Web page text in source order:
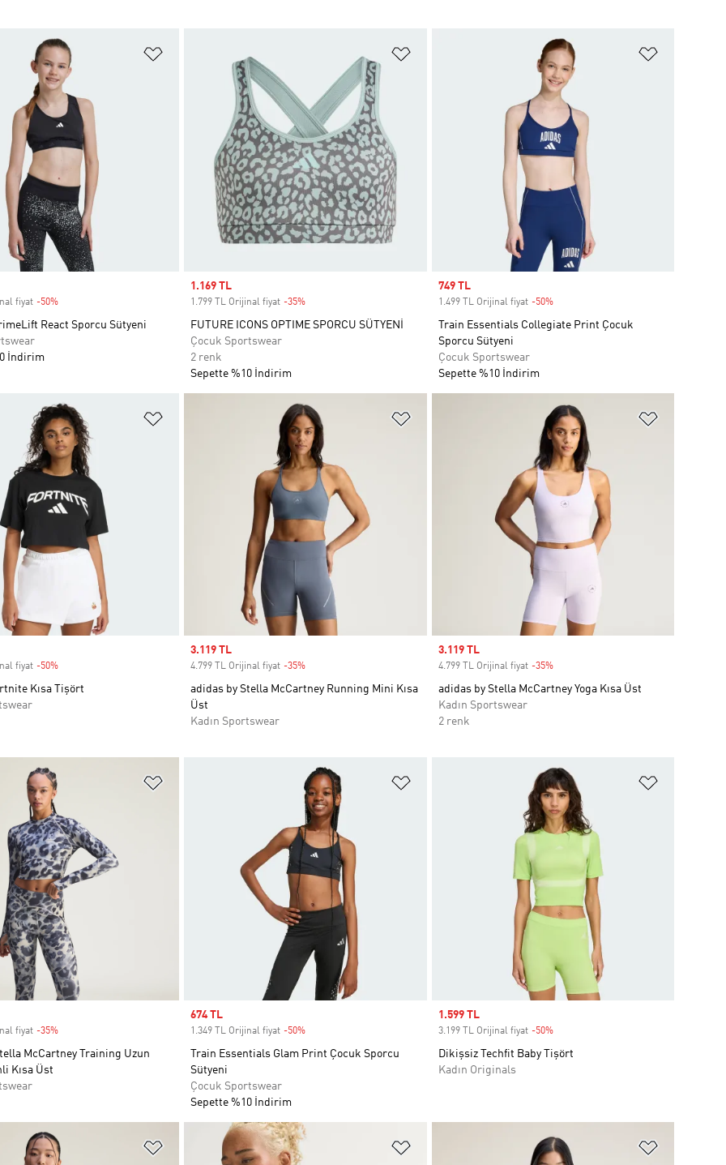
Ekle
fiyat -50%Discount
React Sporcu Sütyeni
İndirim
Sale price
1.169 TL
1.799 TL Orijinal fiyat -35%
FUTURE ICONS OPTIME SPORCU SÜTYENİ
Çocuk Sportswear
2 renk
Sepette %10 İndirim
Sale price
749 TL
1.499 TL Orijinal fiyat -50%Discount
Train Essentials Collegiate Print Çocuk
Sporcu Sütyeni
Çocuk Sportswear
Sepette %10 İndirim
Ekle Favori Listesine Ekle
fiyat -50%Discount
Kısa Tişört
Sale price
3.119 TL
4.799 TL Orijinal fiyat -35%
adidas by Stella McCartney Running Mini Kısa
Üst
Kadın Sportswear
Sale price
3.119 TL
4.799 TL Orijinal fiyat -35%Discount
adidas by Stella McCartney Yoga Kısa Üst
Kadın Sportswear
2 renk
Ekle
fiyat -35%Discount
McCartney Training Uzun
Kısa Üst
Sale price
674 TL
1.349 TL Orijinal fiyat -50%
Train Essentials Glam Print Çocuk Sporcu
Sütyeni
Çocuk Sportswear
Sepette %10 İndirim
Sale price
1.599 TL
3.199 TL Orijinal fiyat -50%Discount
Dikişsiz Techfit Baby Tişört
Kadın Originals
Ekle Favori Listesine Ekle